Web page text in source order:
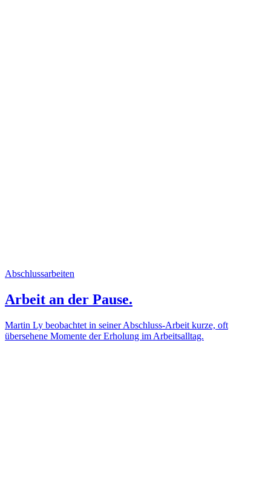
Abschlussarbeiten
Arbeit an der Pause.
Martin Ly beobachtet in seiner Abschluss-Arbeit kurze, oft
übersehene Momente der Erholung im Arbeitsalltag.